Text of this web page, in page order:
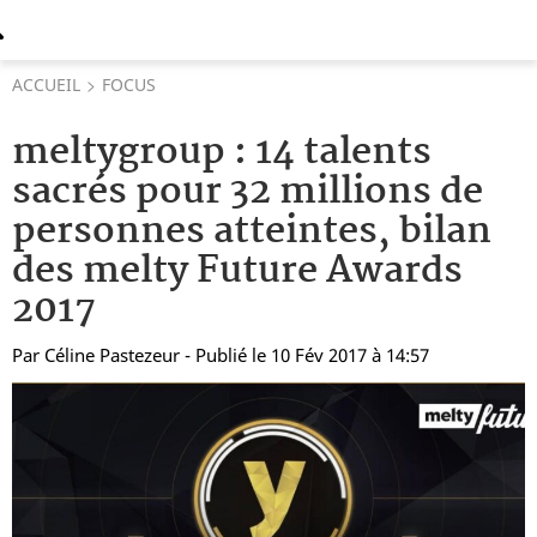
ACCUEIL FOCUS
meltygroup : 14 talents
sacrés pour 32 millions de
personnes atteintes, bilan
des melty Future Awards
2017
Par Céline Pastezeur - Publié le 10 Fév 2017 à 14:57